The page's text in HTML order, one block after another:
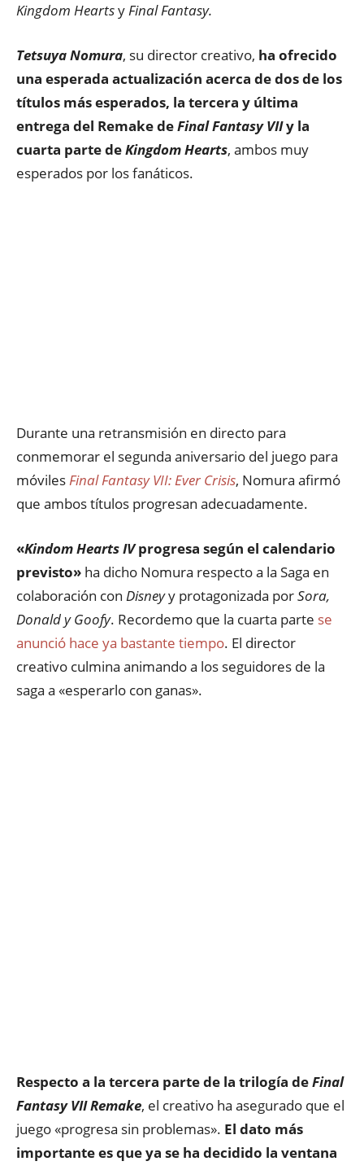
Kingdom HeartsyFinal Fantasy.
Tetsuya Nomura, su director creativo, ha ofrecido
una esperada actualización acerca de dos de los
títulos más esperados, la tercera y última
entrega del Remake deFinal Fantasy VIIy la
cuarta parte deKingdom Hearts, ambos muy
esperados por los fanáticos.
Durante una retransmisión en directo para
conmemorar el segunda aniversario del juego para
móvilesFinal Fantasy VII: Ever Crisis, Nomura afirmó
que ambos títulos progresan adecuadamente.
«Kindom Hearts IVprogresa según el calendario
previsto» ha dicho Nomura respecto a la Saga en
colaboración con Disneyy protagonizada porSora,
Donald y Goofy. Recordemo que la cuarta parte se
anunció hace ya bastante tiempo. El director
creativo culmina animando a los seguidores de la
saga a «esperarlo con ganas».
Respecto a la tercera parte de la trilogía deFinal
Fantasy VII Remake, el creativo ha asegurado que el
juego «progresa sin problemas». El dato más
importante es que ya se ha decidido la ventana